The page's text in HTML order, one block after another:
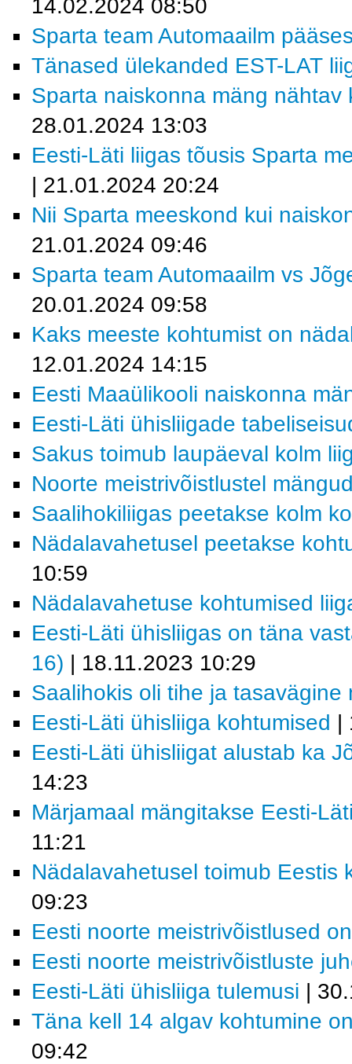
14.02.2024 08:50
Sparta team Automaailm
Tänased ülekanded EST-LAT
Sparta naiskonna mäng nähtav
28.01.2024 13:03
Eesti-Läti liigas tõusis Sparta
| 21.01.2024 20:24
Nii Sparta meeskond kui
21.01.2024 09:46
Sparta team Automaailm vs
20.01.2024 09:58
Kaks meeste kohtumist on
12.01.2024 14:15
Eesti Maaülikooli naiskonna
Eesti-Läti ühisliigade
Sakus toimub laupäeval kolm
Noorte meistrivõistlustel
Saalihokiliigas peetakse kolm
Nädalavahetusel peetakse
10:59
Nädalavahetuse kohtumised
Eesti-Läti ühisliigas on täna
16) | 18.11.2023 10:29
Saalihokis oli tihe ja tasavägine
Eesti-Läti ühisliiga kohtumised |
Eesti-Läti ühisliigat alustab ka
14:23
Märjamaal mängitakse Eesti-
11:21
Nädalavahetusel toimub Eestis
09:23
Eesti noorte meistrivõistlused
Eesti noorte meistrivõistluste
Eesti-Läti ühisliiga tulemusi |
Täna kell 14 algav kohtumine
09:42